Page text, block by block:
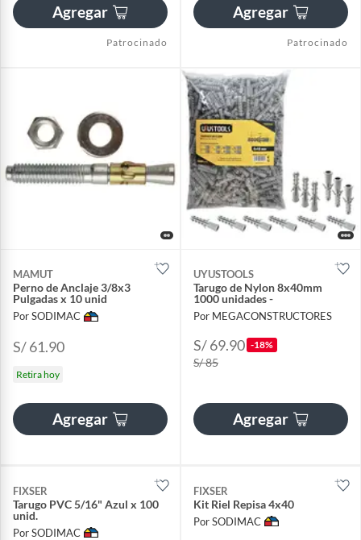
Agregar
Patrocinado
Agregar
Patrocinado
MAMUT
Perno de Anclaje 3/8x3
Pulgadas x 10 unid
Por SODIMAC
S/ 61.90
Retira hoy
Agregar
UYUSTOOLS
Tarugo de Nylon 8x40mm
1000 unidades -
Por MEGACONSTRUCTORES
S/ 69.90 -18%
S/ 85
Agregar
FIXSER
Tarugo PVC 5/16" Azul x 100
unid.
Por SODIMAC
FIXSER
Kit Riel Repisa 4x40
Por SODIMAC